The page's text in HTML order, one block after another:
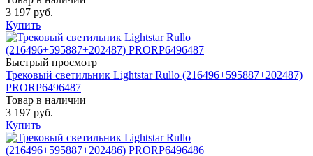
3 197 руб.
Купить
Быстрый просмотр
Трековый светильник Lightstar Rullo (216496+595887+202487)
PRORP6496487
Товар в наличии
3 197 руб.
Купить